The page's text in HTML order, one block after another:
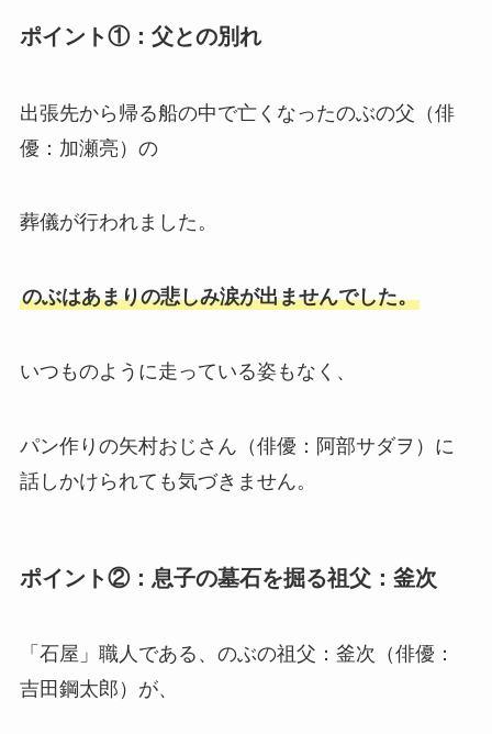
ポイント①：父との別れ
出張先から帰る船の中で亡くなったのぶの父（俳
優：加瀬亮）の
葬儀が行われました。
のぶはあまりの悲しみ涙が出ませんでした。
いつものように走っている姿もなく、
パン作りの矢村おじさん（俳優：阿部サダヲ）に
話しかけられても気づきません。
ポイント②：息子の墓石を掘る祖父：釜次
「石屋」職人である、のぶの祖父：釜次（俳優：
吉田鋼太郎）が、